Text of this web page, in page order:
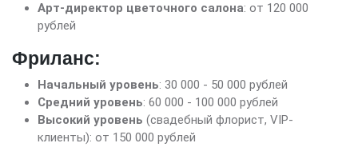
Арт-директор цветочного салона: от 120 000
рублей
Фриланс:
Начальный уровень: 30 000 - 50 000 рублей
Средний уровень: 60 000 - 100 000 рублей
Высокий уровень (свадебный флорист, VIP-
клиенты): от 150 000 рублей